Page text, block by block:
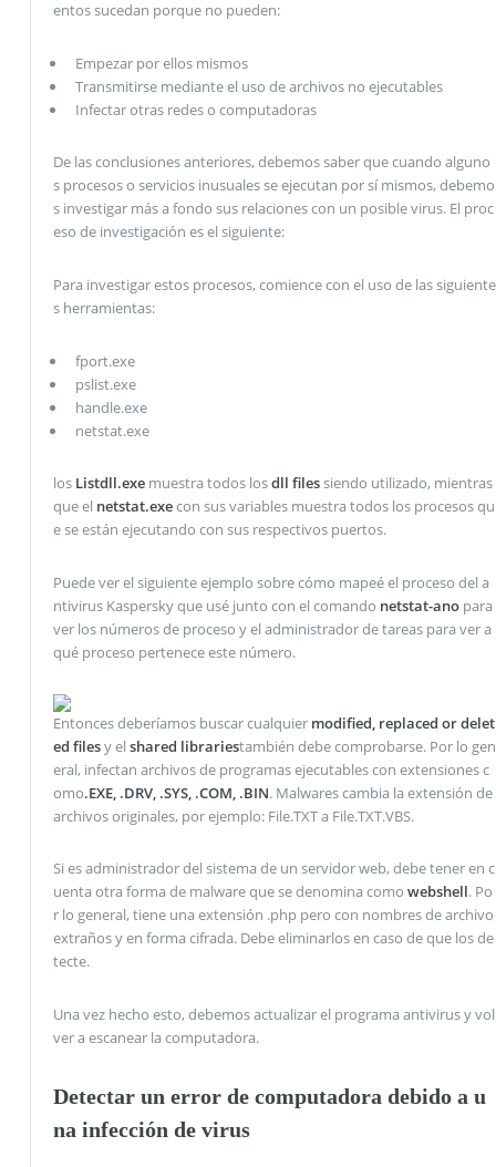
entos sucedan porque no pueden:
Empezar por ellos mismos
Transmitirse mediante el uso de archivos no ejecutables
Infectar otras redes o computadoras
De las conclusiones anteriores, debemos saber que cuando alguno
s procesos o servicios inusuales se ejecutan por sí mismos, debemo
s investigar más a fondo sus relaciones con un posible virus. El proc
eso de investigación es el siguiente:
Para investigar estos procesos, comience con el uso de las siguiente
s herramientas:
fport.exe
pslist.exe
handle.exe
netstat.exe
los Listdll.exemuestra todos losdll filessiendo utilizado, mientras
que el netstat.execon sus variables muestra todos los procesos qu
e se están ejecutando con sus respectivos puertos.
Puede ver el siguiente ejemplo sobre cómo mapeé el proceso del a
ntivirus Kaspersky que usé junto con el comando netstat-anopara
ver los números de proceso y el administrador de tareas para ver a
qué proceso pertenece este número.
Entonces deberíamos buscar cualquier modified, replaced or delet
ed filesy el shared librariestambién debe comprobarse. Por lo gen
eral, infectan archivos de programas ejecutables con extensiones c
omo.EXE, .DRV, .SYS, .COM, .BIN. Malwares cambia la extensión de
archivos originales, por ejemplo: File.TXT a File.TXT.VBS.
Si es administrador del sistema de un servidor web, debe tener en c
uenta otra forma de malware que se denomina como webshell. Po
r lo general, tiene una extensión .php pero con nombres de archivo
extraños y en forma cifrada. Debe eliminarlos en caso de que los de
tecte.
Una vez hecho esto, debemos actualizar el programa antivirus y vol
ver a escanear la computadora.
Detectar un error de computadora debido a u
na infección de virus